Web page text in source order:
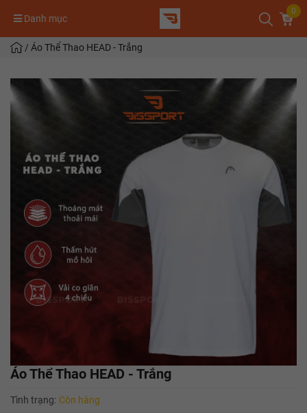
Danh mục
0
/ Áo Thể Thao HEAD - Trắng
Áo Thể Thao HEAD - Trắng
Tình trạng: Còn hàng